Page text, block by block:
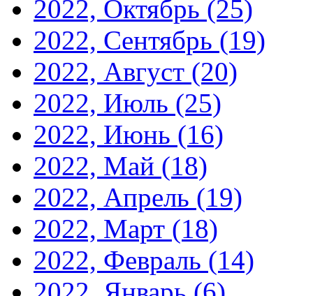
2022, Октябрь (25)
2022, Сентябрь (19)
2022, Август (20)
2022, Июль (25)
2022, Июнь (16)
2022, Май (18)
2022, Апрель (19)
2022, Март (18)
2022, Февраль (14)